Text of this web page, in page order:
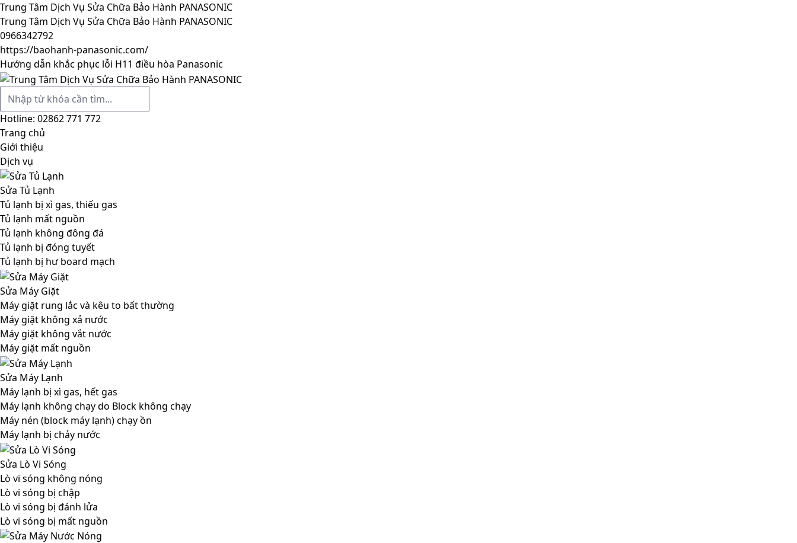
Trung Tâm Dịch Vụ Sửa Chữa Bảo Hành PANASONIC
Trung Tâm Dịch Vụ Sửa Chữa Bảo Hành PANASONIC
0966342792
https://baohanh-panasonic.com/
Hướng dẫn khắc phục lỗi H11 điều hòa Panasonic
Hotline: 02862 771 772
Trang chủ
Giới thiệu
Dịch vụ
Sửa Tủ Lạnh
Tủ lạnh bị xì gas, thiếu gas
Tủ lạnh mất nguồn
Tủ lạnh không đông đá
Tủ lạnh bị đóng tuyết
Tủ lạnh bị hư board mạch
Sửa Máy Giặt
Máy giặt rung lắc và kêu to bất thường
Máy giặt không xả nước
Máy giặt không vắt nước
Máy giặt mất nguồn
Sửa Máy Lạnh
Máy lạnh bị xì gas, hết gas
Máy lạnh không chạy do Block không chạy
Máy nén (block máy lạnh) chạy ồn
Máy lạnh bị chảy nước
Sửa Lò Vi Sóng
Lò vi sóng không nóng
Lò vi sóng bị chập
Lò vi sóng bị đánh lửa
Lò vi sóng bị mất nguồn